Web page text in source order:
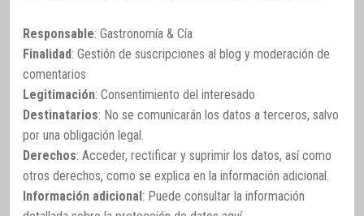
Responsable: Gastronomía & Cía
Finalidad: Gestión de suscripciones al blog y moderación de
comentarios
Legitimación: Consentimiento del interesado
Destinatarios: No se comunicarán los datos a terceros, salvo
por una obligación legal.
Derechos: Acceder, rectificar y suprimir los datos, así como
otros derechos, como se explica en la información adicional.
Información adicional : Puede consultar la información